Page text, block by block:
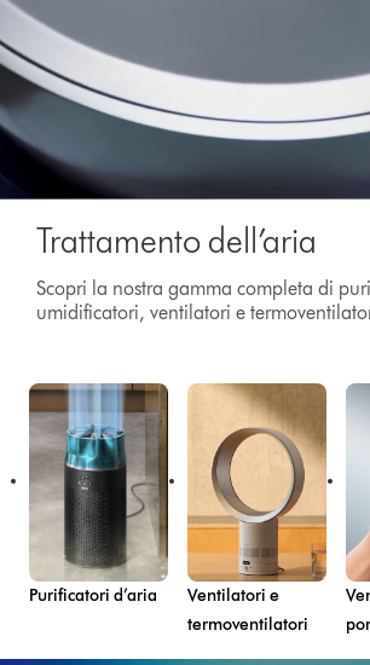
TranscriptTrattamento dell’aria
Scopri la nostra gamma completa di
umidificatori, ventilatori e
Purificatori d’aria
Ventilatori e
termoventilatori